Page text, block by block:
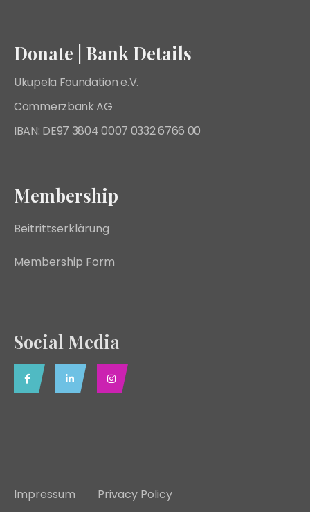
Donate | Bank Details
Ukupela Foundation e.V.
Commerzbank AG
IBAN: DE97 3804 0007 0332 6766 00
Membership
Beitrittserklärung
Membership Form
Social Media
Impressum Privacy Policy